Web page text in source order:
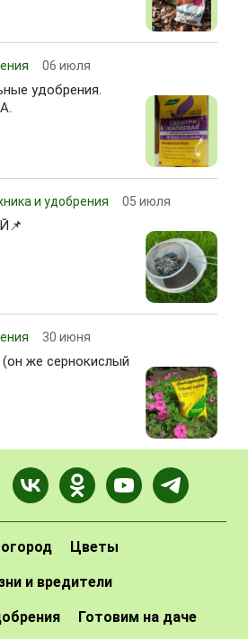
06 июля
удобрения.
и удобрения 05 июля
30 июня
же сернокислый
Цветы
и вредители
Готовим на даче